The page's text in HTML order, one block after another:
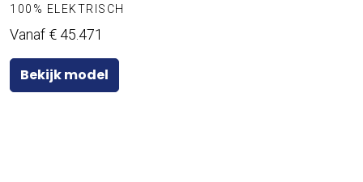
100% ELEKTRISCH
Vanaf € 45.471
Bekijk model